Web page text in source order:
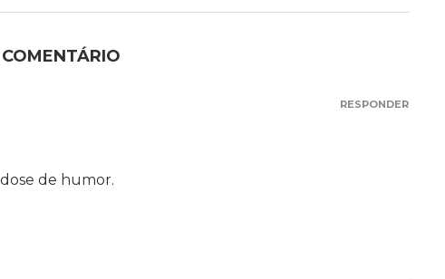
COMENTÁRIO
de humor.
RESPONDER